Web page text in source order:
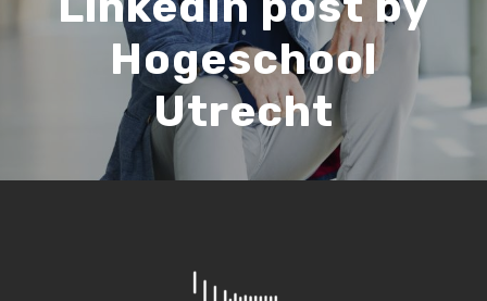
Hogeschool
Utrecht